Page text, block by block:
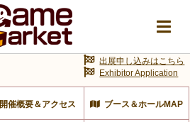
開催概要＆アクセス ブース＆ホールMAP
出展申し込みはこちら
Exhibitor Application